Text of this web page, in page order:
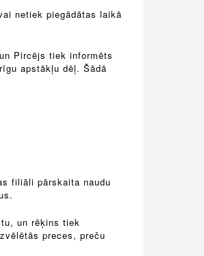
netiek piegādātas laikā
Pircējs tiek informēts
apstākļu dēļ. Šādā
filiāli pārskaita naudu
un rēķins tiek
preces, preču